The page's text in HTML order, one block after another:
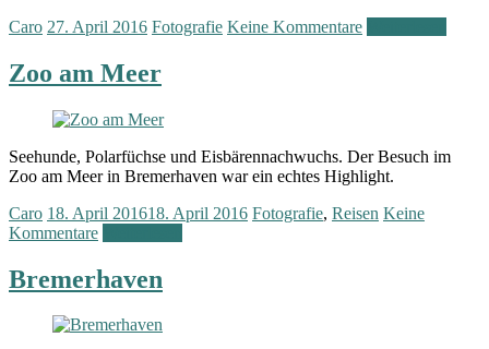
Caro 27. April 2016 Fotografie Keine Kommentare
Zoo am Meer
Seehunde, Polarfüchse und Eisbärennachwuchs. Der Besuch im
Zoo am Meer in Bremerhaven war ein echtes Highlight.
Caro 18. April 201618. April 2016 Fotografie, Reisen Keine
Kommentare
Bremerhaven